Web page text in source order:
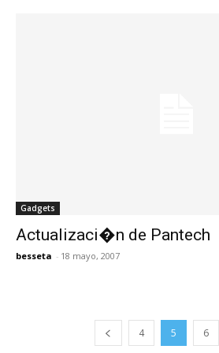
Gadgets
Actualizaci�n de Pantech
besseta - 18 mayo, 2007
4 5 6